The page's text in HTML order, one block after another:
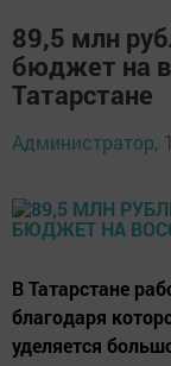
89,5 млн
бюджет на
Татарстане
Администратор,
В Татарстане
благодаря
уделяется